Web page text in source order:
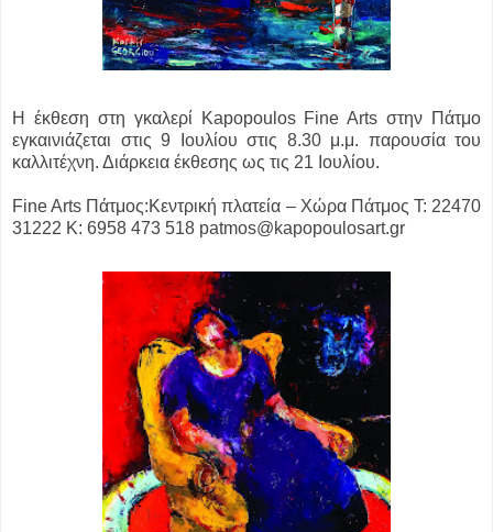
Η έκθεση στη γκαλερί Kapopoulos Fine Arts στην Πάτμο
εγκαινιάζεται στις 9 Ιουλίου στις 8.30 μ.μ. παρουσία του
καλλιτέχνη. Διάρκεια έκθεσης ως τις 21 Ιουλίου.
Fine Arts Πάτμος:Κεντρική πλατεία – Χώρα Πάτμος T: 22470
31222 Κ: 6958 473 518 patmos@kapopoulosart.gr